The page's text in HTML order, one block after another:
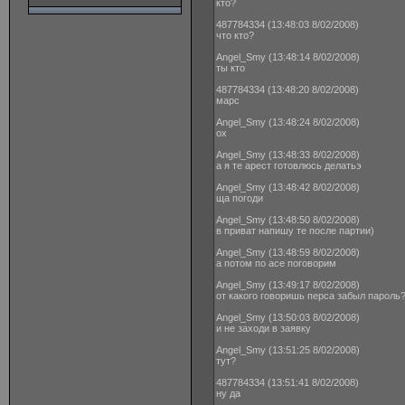
кто?
487784334 (13:48:03 8/02/2008)
что кто?
Angel_Smy (13:48:14 8/02/2008)
ты кто
487784334 (13:48:20 8/02/2008)
марс
Angel_Smy (13:48:24 8/02/2008)
ох
Angel_Smy (13:48:33 8/02/2008)
а я те арест готовлюсь делатьэ
Angel_Smy (13:48:42 8/02/2008)
ща погоди
Angel_Smy (13:48:50 8/02/2008)
в приват напишу те после партии)
Angel_Smy (13:48:59 8/02/2008)
а потом по асе поговорим
Angel_Smy (13:49:17 8/02/2008)
от какого говоришь перса забыл пароль?
Angel_Smy (13:50:03 8/02/2008)
и не заходи в заявку
Angel_Smy (13:51:25 8/02/2008)
тут?
487784334 (13:51:41 8/02/2008)
ну да